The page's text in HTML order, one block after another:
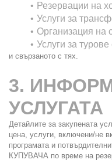
Резервации на
Услуги за
Организация на
Услуги за
и свързаното с тях.
3.
УСЛУГАТА
Детайлите за закупената
цена, услуги, включени/не
програмата и
КУПУВАЧА по време на